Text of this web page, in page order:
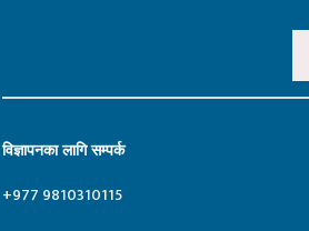
विज्ञापनका लागि सम्पर्क
+977 9810310115